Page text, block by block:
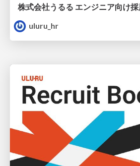
株式会社うるる エンジニア向け
uluru_hr